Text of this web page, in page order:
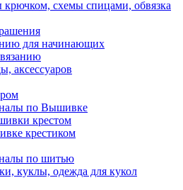
схемы спицами, обвязка
для начинающих
аксессуаров
по Вышивке
крестом
крестиком
по шитью
куклы, одежда для кукол